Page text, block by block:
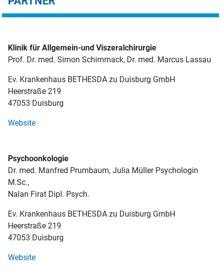
Klinik für Allgemein-und Viszeralchirurgie
Prof. Dr. med. Simon Schimmack, Dr. med. Marcus Lassau
Ev. Krankenhaus BETHESDA zu Duisburg GmbH
Heerstraße 219
47053 Duisburg
Website
Psychoonkologie
Dr. med. Manfred Prumbaum, Julia Müller Psychologin
M.Sc.,
Nalan Firat Dipl. Psych.
Ev. Krankenhaus BETHESDA zu Duisburg GmbH
Heerstraße 219
47053 Duisburg
Website